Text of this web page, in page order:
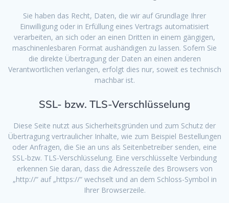
Sie haben das Recht, Daten, die wir auf Grundlage Ihrer
Einwilligung oder in Erfüllung eines Vertrags automatisiert
verarbeiten, an sich oder an einen Dritten in einem gängigen,
maschinenlesbaren Format aushändigen zu lassen. Sofern Sie
die direkte Übertragung der Daten an einen anderen
Verantwortlichen verlangen, erfolgt dies nur, soweit es technisch
machbar ist.
SSL- bzw. TLS-Verschlüsselung
Diese Seite nutzt aus Sicherheitsgründen und zum Schutz der
Übertragung vertraulicher Inhalte, wie zum Beispiel Bestellungen
oder Anfragen, die Sie an uns als Seitenbetreiber senden, eine
SSL-bzw. TLS-Verschlüsselung. Eine verschlüsselte Verbindung
erkennen Sie daran, dass die Adresszeile des Browsers von
„http://“ auf „https://“ wechselt und an dem Schloss-Symbol in
Ihrer Browserzeile.